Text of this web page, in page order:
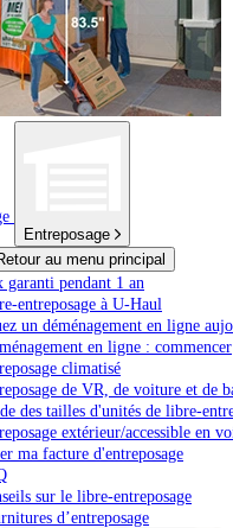
Entreposage
au menu principal
garanti pendant 1 an
entreposage à U-Haul
un déménagement en ligne
en ligne : commencer
climatisé
de VR, de voiture et de
des tailles d'unités de libre-
extérieur/accessible en
ma facture d'entreposage
sur le libre-entreposage
d’entreposage